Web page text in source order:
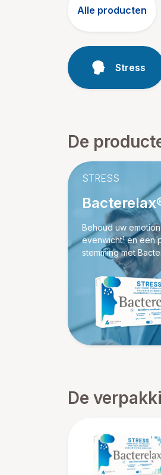
Alle producten
Stress
De
STRESS
Behoud uw
evenwicht¹ en een
stemming met
De